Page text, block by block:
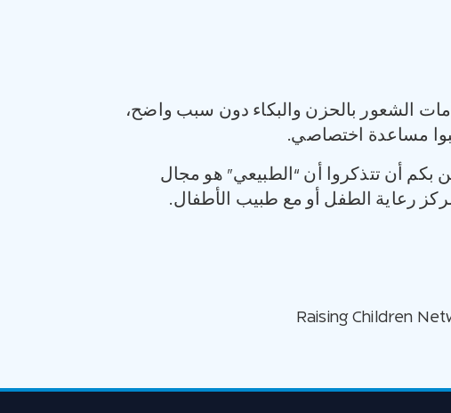
الشعور بالحزن والبكاء دون سبب واضح،
مساعدة اختصاصي.
بكم أن تتذكروا أن “الطبيعي” هو مجال
رعاية الطفل أو مع طبيب الأطفال.